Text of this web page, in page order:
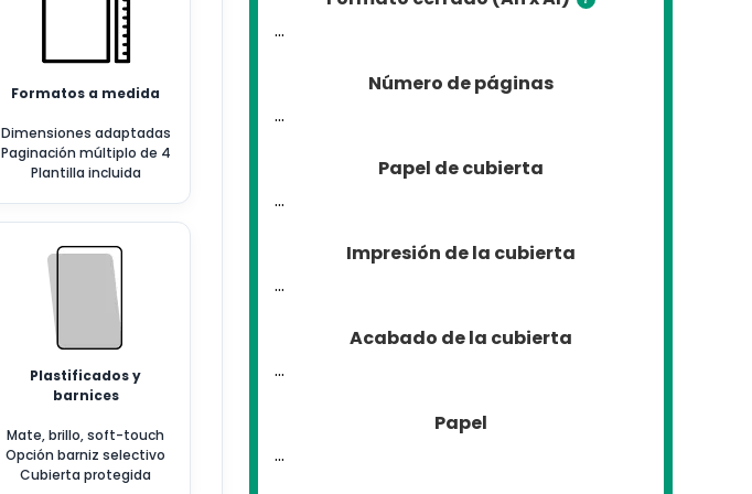
Formatos a medida
Dimensiones adaptadas
Paginación múltiplo de 4
Plantilla incluida
Plastificados y
barnices
Mate, brillo, soft-touch
Opción barniz selectivo
Cubierta protegida
...
Número de páginas
...
Papel de cubierta
...
Impresión de la cubierta
...
Acabado de la cubierta
...
Papel
...